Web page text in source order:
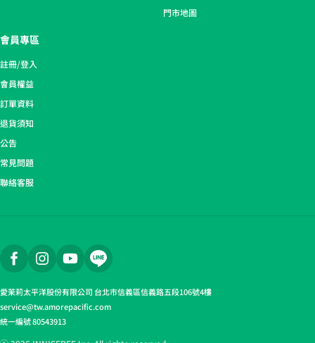
門市地圖
會員專區
註冊/登入
會員權益​
訂單資料
退貨須知
公告
常見問題
聯絡客服
愛茉莉太平洋股份有限公司 台北市信義區信義路五段106號4樓
service@tw.amorepacific.com
統一編號 80543913